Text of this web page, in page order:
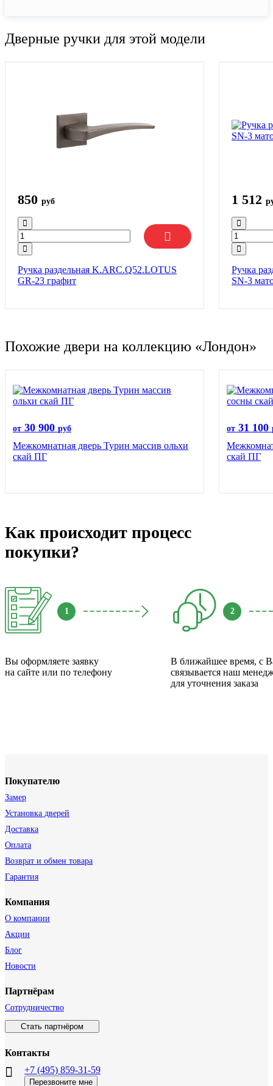
Дверные ручки для этой модели
850 руб
Ручка раздельная K.ARC.Q52.LOTUS
GR-23 графит
1 512
Ручка
SN-3
Похожие двери на коллекцию «Лондон»
от 30 900 руб
Межкомнатная дверь Турин массив ольхи
скай ПГ
от 31 100
скай ПГ
Как происходит процесс
покупки?
1
Вы оформляете заявку
на сайте или по телефону
2
В ближайшее время, с
связывается наш
для уточнения заказа
Покупателю
Замер
Установка дверей
Доставка
Оплата
Возврат и обмен товара
Гарантия
Компания
О компании
Акции
Блог
Новости
Партнёрам
Сотрудничество
Стать партнёром
Контакты
+7 (495) 859-31-59
Перезвоните мне